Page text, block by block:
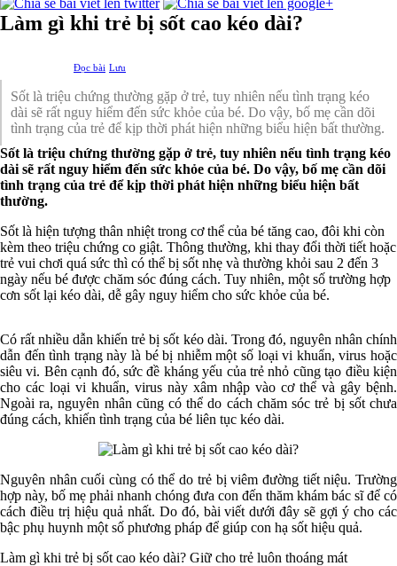
Làm gì khi trẻ bị sốt cao kéo dài?
Đọc bài Lưu
Sốt là triệu chứng thường gặp ở trẻ, tuy nhiên nếu tình trạng kéo
dài sẽ rất nguy hiểm đến sức khỏe của bé. Do vậy, bố mẹ cần dõi
tình trạng của trẻ để kịp thời phát hiện những biểu hiện bất thường.
Sốt là triệu chứng thường gặp ở trẻ, tuy nhiên nếu tình trạng kéo
dài sẽ rất nguy hiểm đến sức khỏe của bé. Do vậy, bố mẹ cần dõi
tình trạng của trẻ để kịp thời phát hiện những biểu hiện bất
thường.
Sốt là hiện tượng thân nhiệt trong cơ thể của bé tăng cao, đôi khi còn
kèm theo triệu chứng co giật. Thông thường, khi thay đổi thời tiết hoặc
trẻ vui chơi quá sức thì có thể bị sốt nhẹ và thường khỏi sau 2 đến 3
ngày nếu bé được chăm sóc đúng cách. Tuy nhiên, một số trường hợp
cơn sốt lại kéo dài, dễ gây nguy hiểm cho sức khỏe của bé.
Có rất nhiều dẫn khiến trẻ bị sốt kéo dài. Trong đó, nguyên nhân chính
dẫn đến tình trạng này là bé bị nhiễm một số loại vi khuẩn, virus hoặc
siêu vi. Bên cạnh đó, sức đề kháng yếu của trẻ nhỏ cũng tạo điều kiện
cho các loại vi khuẩn, virus này xâm nhập vào cơ thể và gây bệnh.
Ngoài ra, nguyên nhân cũng có thể do cách chăm sóc trẻ bị sốt chưa
đúng cách, khiến tình trạng của bé liên tục kéo dài.
Nguyên nhân cuối cùng có thể do trẻ bị viêm đường tiết niệu. Trường
hợp này, bố mẹ phải nhanh chóng đưa con đến thăm khám bác sĩ để có
cách điều trị hiệu quả nhất. Do đó, bài viết dưới đây sẽ gợi ý cho các
bậc phụ huynh một số phương pháp để giúp con hạ sốt hiệu quả.
Làm gì khi trẻ bị sốt cao kéo dài? Giữ cho trẻ luôn thoáng mát